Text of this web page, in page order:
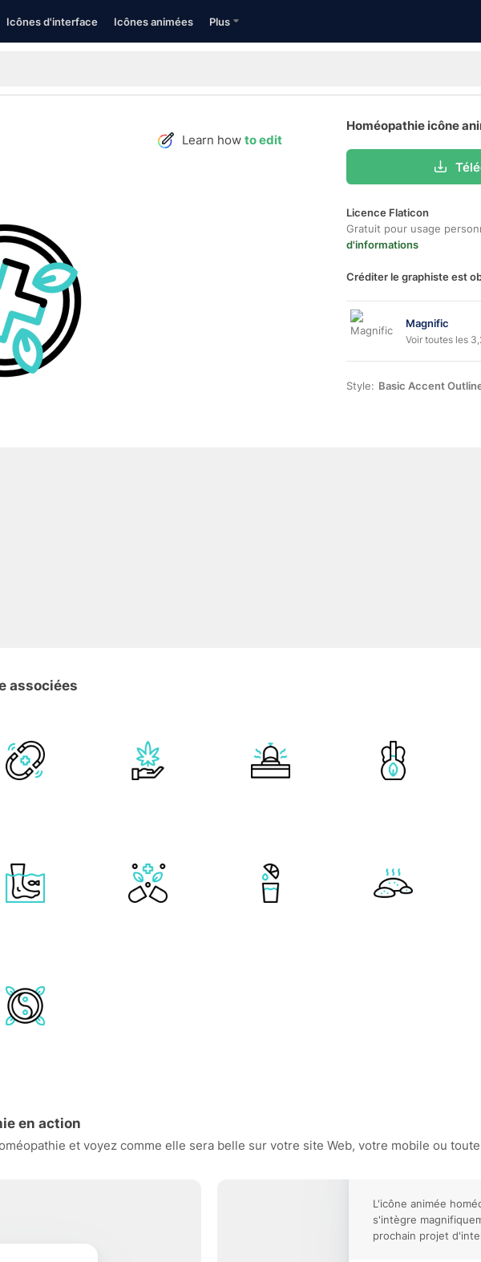
Icônes d'interface Icônes animées Plus
Learn how to edit
Homéopathie icône
Licence Flaticon
Gratuit pour usage
d'informations
Créditer le graphiste est
Magnific
Voir toutes les
Style: Basic Accent
associées
en action
et voyez comme elle sera belle sur votre site Web, votre mobile ou
L'icône animée
s'intègre
prochain projet